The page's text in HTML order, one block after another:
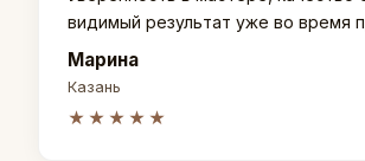
видимый результат уже во время
Марина
Казань
★★★★★